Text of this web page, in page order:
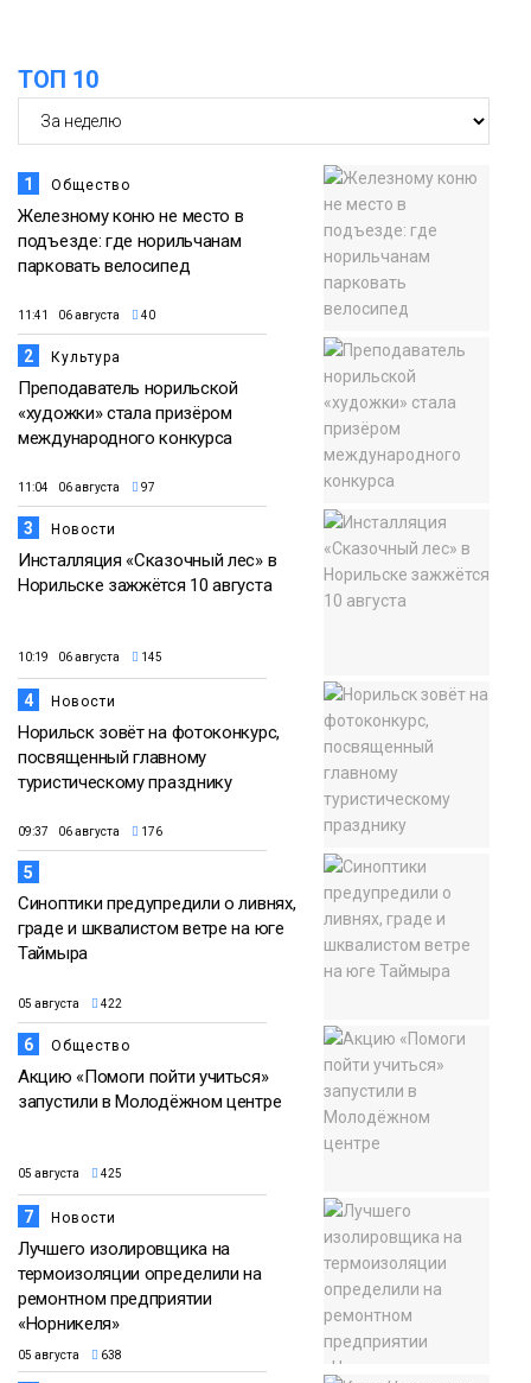
ТОП 10
1 Общество
Железному коню не место в
подъезде: где норильчанам
парковать велосипед
11:41 06 августа 40
2 Культура
Преподаватель норильской
«художки» стала призёром
международного конкурса
11:04 06 августа 97
3 Новости
Инсталляция «Сказочный лес» в
Норильске зажжётся 10 августа
10:19 06 августа 145
4 Новости
Норильск зовёт на фотоконкурс,
посвященный главному
туристическому празднику
09:37 06 августа 176
5
Синоптики предупредили о ливнях,
граде и шквалистом ветре на юге
Таймыра
05 августа 422
6 Общество
Акцию «Помоги пойти учиться»
запустили в Молодёжном центре
05 августа 425
7 Новости
Лучшего изолировщика на
термоизоляции определили на
ремонтном предприятии
«Норникеля»
05 августа 638